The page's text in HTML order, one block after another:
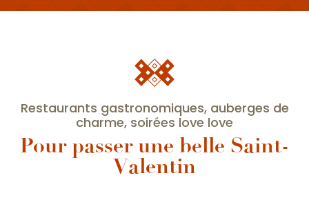
Restaurants gastronomiques, auberges de
charme, soirées love love
Pour passer une belle Saint-
Valentin